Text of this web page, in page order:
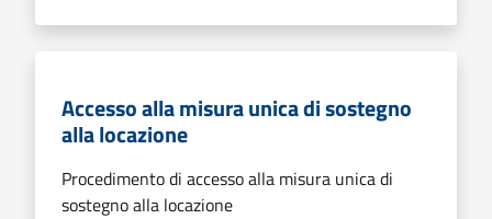
Accesso alla misura unica di sostegno
alla locazione
Procedimento di accesso alla misura unica di
sostegno alla locazione